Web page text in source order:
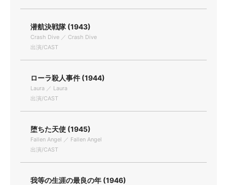
潜航決戦隊 (1943)
Crash Dive ／ Crash Dive
出演/CAST
ローラ殺人事件 (1944)
Laura ／ Laura
出演/CAST
堕ちた天使 (1945)
Fallen Angel ／ Fallen Angel
出演/CAST
我等の生涯の最良の年 (1946)